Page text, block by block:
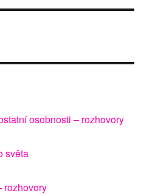
osobnosti – rozhovory
světa
rozhovory